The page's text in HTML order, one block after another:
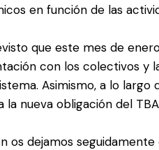
en función de las
que este mes de
con los colectivos y
Asimismo, a lo largo
la nueva obligación del
os dejamos